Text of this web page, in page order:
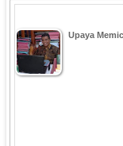
Upaya